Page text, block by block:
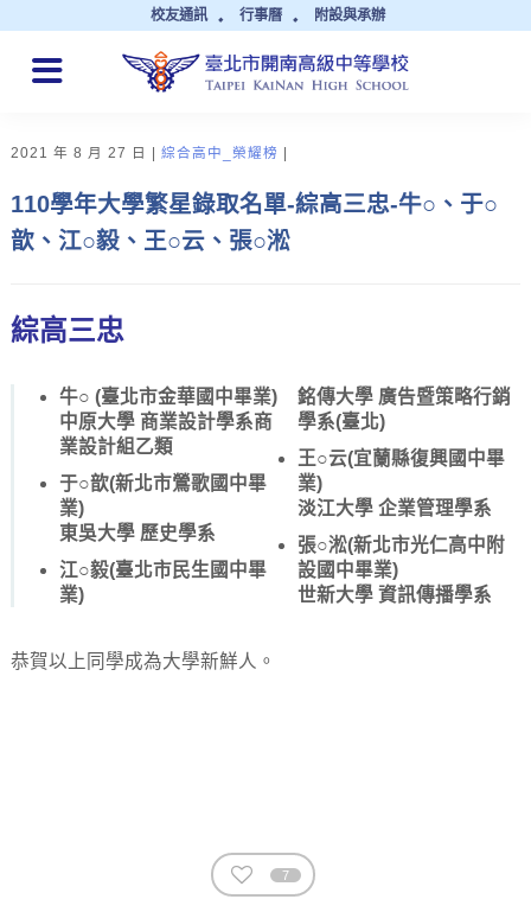
校友通訊 行事曆 附設與承辦
QUICK LINKS
2021 年 8 月 27 日 綜合高中_榮耀榜
110學年大學繁星錄取名單-綜高三忠-牛○、于○
歆、江○毅、王○云、張○淞
綜高三忠
牛○ (臺北市金華國中畢業)
中原大學 商業設計學系商
業設計組乙類
于○歆(新北市鶯歌國中畢
業)
東吳大學 歷史學系
江○毅(臺北市民生國中畢
業)
銘傳大學 廣告暨策略行銷
學系(臺北)
王○云(宜蘭縣復興國中畢
業)
淡江大學 企業管理學系
張○淞(新北市光仁高中附
設國中畢業)
世新大學 資訊傳播學系
恭賀以上同學成為大學新鮮人。
7